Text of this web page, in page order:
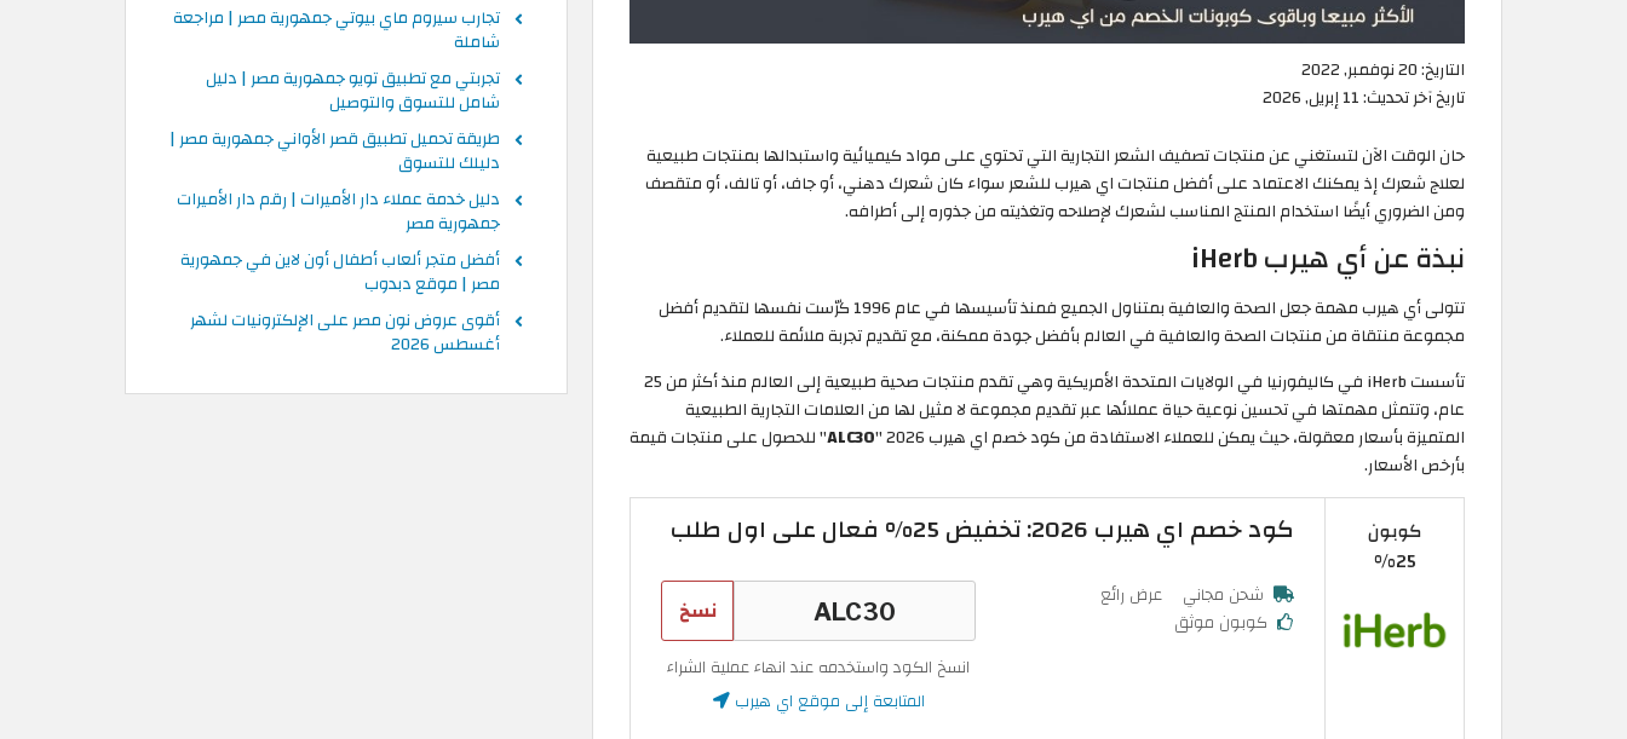
التاريخ:20 نوفمبر, 2022
تاريخ آخر تحديث:11 إبريل, 2026
حان الوقت الآن لتستغني عن منتجات تصفيف الشعر التجارية التي تحتوي على مواد كيميائية واستبدالها بمنتجات طبيعية
لعلاج شعرك إذ يمكنك الاعتماد على أفضل منتجات اي هيرب للشعر سواء كان شعرك دهني، أو جاف، أو تالف، أو متقصف
ومن الضروري أيضًا استخدام المنتج المناسب لشعرك لإصلاحه وتغذيته من جذوره إلى أطرافه.
نبذة عن أي هيرب iHerb
تتولى أي هيرب مهمة جعل الصحة والعافية بمتناول الجميع فمنذ تأسيسها في عام 1996 كرّست نفسها لتقديم أفضل
مجموعة منتقاة من منتجات الصحة والعافية في العالم بأفضل جودة ممكنة، مع تقديم تجربة ملائمة للعملاء.
تأسست iHerb في كاليفورنيا في الولايات المتحدة الأمريكية وهي تقدم منتجات صحية طبيعية إلى العالم منذ أكثر من 25
عام، وتتمثل مهمتها في تحسين نوعية حياة عملائها عبر تقديم مجموعة لا مثيل لها من العلامات التجارية الطبيعية
المتميزة بأسعار معقولة، حيث يمكن للعملاء الاستفادة من كود خصم اي هيرب 2026 "
ALC30" للحصول على منتجات قيمة
بأرخص الأسعار.
كوبون
25%
كود خصم اي هيرب 2026: تخفيض 25% فعال على اول طلب
شحن مجاني
عرض رائع
كوبون موثق
نسخ
انسخ الكود واستخدمه عند انهاء عملية الشراء
المتابعة إلى موقع اي هيرب
تجارب سيروم ماي بيوتي جمهورية مصر | مراجعة
شاملة
تجربتي مع تطبيق تويو جمهورية مصر | دليل
شامل للتسوق والتوصيل
طريقة تحميل تطبيق قصر الأواني جمهورية مصر |
دليلك للتسوق
دليل خدمة عملاء دار الأميرات | رقم دار الأميرات
جمهورية مصر
أفضل متجر ألعاب أطفال أون لاين في جمهورية
مصر | موقع دبدوب
أقوى عروض نون مصر على الإلكترونيات لشهر
أغسطس 2026